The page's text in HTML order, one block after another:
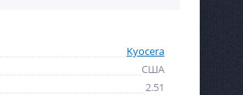
Kyocera
США
2.51